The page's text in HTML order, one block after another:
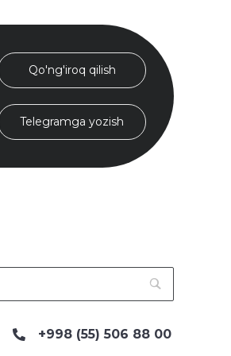
Qo'ng'iroq qilish
Telegramga yozish
+998 (55) 506 88 00